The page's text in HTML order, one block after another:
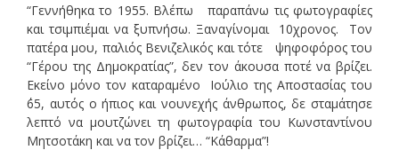
“Γεννήθηκα το 1955. Βλέπω παραπάνω τις φωτογραφίες
και τσιμπιέμαι να ξυπνήσω. Ξαναγίνομαι 10χρονος. Τον
πατέρα μου, παλιός Βενιζελικός και τότε ψηφοφόρος του
“Γέρου της Δημοκρατίας”, δεν τον άκουσα ποτέ να βρίζει.
Εκείνο μόνο τον καταραμένο Ιούλιο της Αποστασίας του
΄65, αυτός ο ήπιος και νουνεχής άνθρωπος, δε σταμάτησε
λεπτό να μουτζώνει τη φωτογραφία του Κωνσταντίνου
Μητσοτάκη και να τον βρίζει… “Κάθαρμα”!